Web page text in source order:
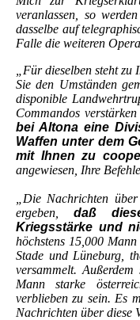
veranlassen, so
dasselbe auf
Falle die weiteren
„Für dieselben steht
Sie den Umständen
disponible
Commandos verstärken
bei Altona eine
Waffen unter dem
mit Ihnen zu
angewiesen, Ihre
„Die Nachrichten
ergeben, daß
Kriegsstärke und
höchstens 15,000
Stade und Lüneburg,
versammelt.
Mann starke
verblieben zu sein. Es
Nachrichten über diese